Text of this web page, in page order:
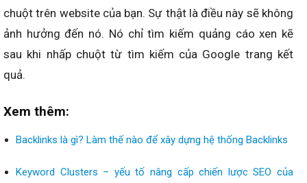
chuột trên website của bạn. Sự thật là điều này sẽ không
ảnh hưởng đến nó. Nó chỉ tìm kiếm quảng cáo xen kẽ
sau khi nhấp chuột từ tìm kiếm của Google trang kết
quả.
Xem thêm:
Backlinks là gì? Làm thế nào để xây dựng hệ thống Backlinks
Keyword Clusters – yếu tố nâng cấp chiến lược SEO của